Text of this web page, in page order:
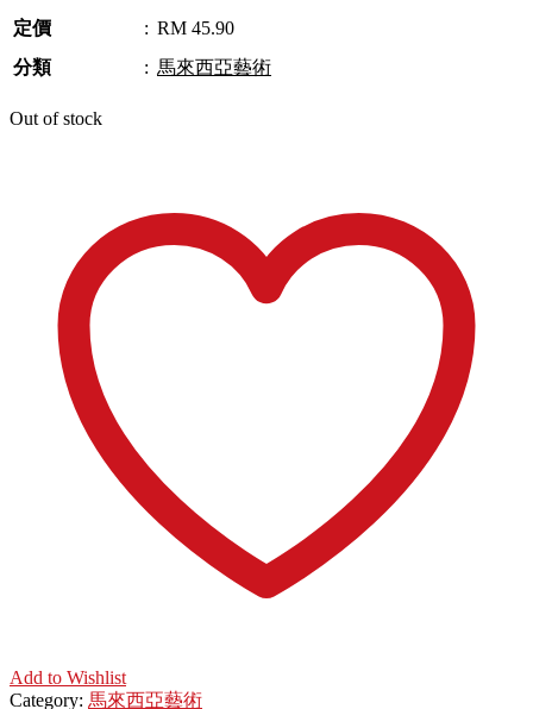
定價
: RM 45.90
分類
: 馬來西亞藝術
Out of stock
Add to Wishlist
Category: 馬來西亞藝術